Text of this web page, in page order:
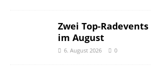
Zwei Top-
im August
6. August 2026 0